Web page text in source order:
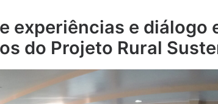
experiências e diálogo
do Projeto Rural